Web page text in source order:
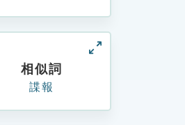
相似詞
諜報